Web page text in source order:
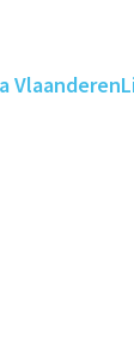
Vlaanderen